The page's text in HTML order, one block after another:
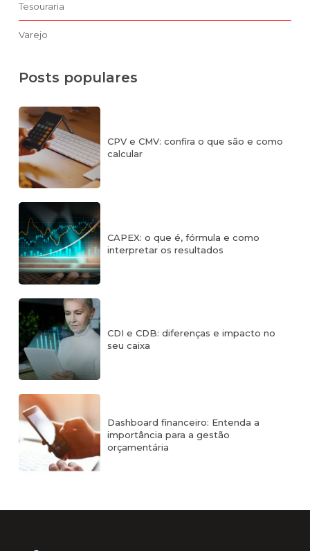
Tesouraria
Varejo
Posts populares
CPV e CMV: confira o que são e como
calcular
CAPEX: o que é, fórmula e como
interpretar os resultados
CDI e CDB: diferenças e impacto no
seu caixa
Dashboard financeiro: Entenda a
importância para a gestão
orçamentária